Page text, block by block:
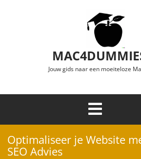
Jouw gids naar een moeiteloze
Openen
Optimaliseer je Website
SEO Advies